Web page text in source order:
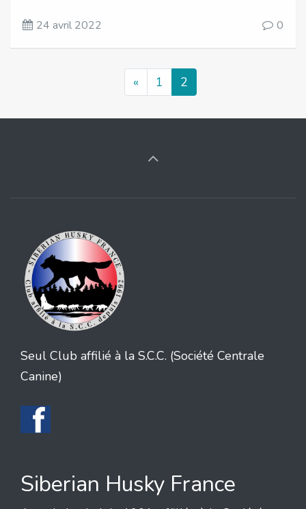
24 avril 2022 0
« 1 2
Seul Club affilié à la S.C.C. (Société Centrale
Canine)
Siberian Husky France